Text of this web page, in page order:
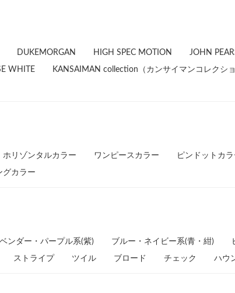
DUKEMORGAN HIGH SPEC MOTION JOHN
WHITE KANSAIMAN collection（カンサイマンコレクショ
ホリゾンタルカラー ワンピースカラー ピンドットカラ
グカラー
ンダー・パープル系(紫) ブルー・ネイビー系(青・紺)
ストライプ ツイル ブロード チェック ハウ